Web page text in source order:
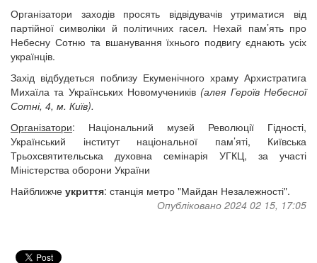
Організатори заходів просять відвідувачів утриматися від
партійної символіки й політичних гасел. Нехай пам’ять про
Небесну Сотню та вшанування їхнього подвигу єднають усіх
українців.
Захід відбудеться поблизу Екуменічного храму Архистратига
Михаїла та Українських Новомучеників (алея Героїв Небесної
Сотні, 4, м. Київ).
Організатори: Національний музей Революції Гідності,
Український інститут національної пам’яті, Київська
Трьохсвятительська духовна семінарія УГКЦ, за участі
Міністерства оборони України
Найближче укриття: станція метро "Майдан Незалежності".
Опубліковано 2024 02 15, 17:05